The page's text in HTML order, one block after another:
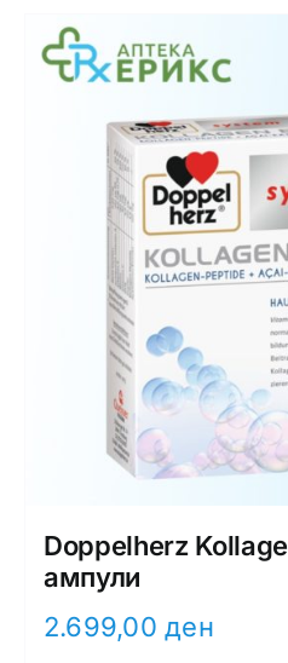
Doppelherz
ампули
2.699,00ден